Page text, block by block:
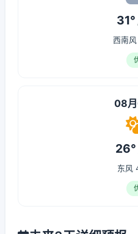
31°
西南
08
26°
东风